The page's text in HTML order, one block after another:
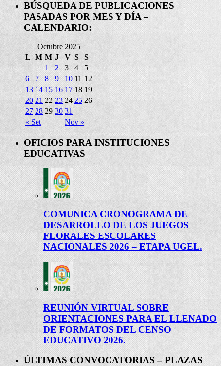
BÚSQUEDA DE PUBLICACIONES
PASADAS POR MES Y DÍA –
CALENDARIO:
Octubre 2025
L M M J V S S
« Set Nov »
1 2 3 4
5
6
7 8 9 10 11 12
13 14 15 16 17 18 19
20 21 22 23 24 25 26
27 28 29 30 31
OFICIOS PARA INSTITUCIONES
EDUCATIVAS
COMUNICA CRONOGRAMA DE
DESARROLLO DE LOS JUEGOS
FLORALES ESCOLARES
NACIONALES 2026 – ETAPA UGEL.
REUNIÓN VIRTUAL SOBRE
ORIENTACIONES PARA EL LLENADO
DE FORMATOS DEL CENSO
EDUCATIVO 2026.
ÚLTIMAS CONVOCATORIAS – PLAZAS